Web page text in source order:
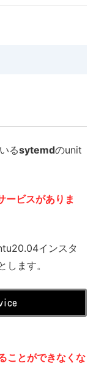
るsytemdのunit
ービスがありま
インスタ
ます。
ことができなくな